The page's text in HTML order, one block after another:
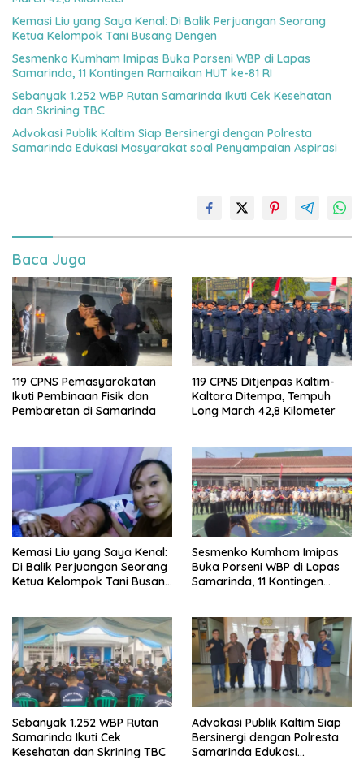
Kemasi Liu yang Saya Kenal: Di Balik Perjuangan Seorang
Ketua Kelompok Tani Busang Dengen
Sesmenko Kumham Imipas Buka Porseni WBP di Lapas
Samarinda, 11 Kontingen Ramaikan HUT ke-81 RI
Sebanyak 1.252 WBP Rutan Samarinda Ikuti Cek Kesehatan
dan Skrining TBC
Advokasi Publik Kaltim Siap Bersinergi dengan Polresta
Samarinda Edukasi Masyarakat soal Penyampaian Aspirasi
Baca Juga
119 CPNS Pemasyarakatan
Ikuti Pembinaan Fisik dan
Pembaretan di Samarinda
119 CPNS Ditjenpas Kaltim-
Kaltara Ditempa, Tempuh
Long March 42,8 Kilometer
Kemasi Liu yang Saya Kenal:
Di Balik Perjuangan Seorang
Ketua Kelompok Tani Busang
Sesmenko Kumham Imipas
Buka Porseni WBP di Lapas
Samarinda, 11 Kontingen
Sebanyak 1.252 WBP Rutan
Samarinda Ikuti Cek
Kesehatan dan Skrining TBC
Advokasi Publik Kaltim Siap
Bersinergi dengan Polresta
Samarinda Edukasi